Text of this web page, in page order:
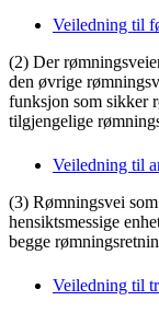
Veiledning til
(2) Der
den øvrige
funksjon som sikker
tilgjengelige
Veiledning til
(3) Rømningsvei
hensiktsmessige
begge
Veiledning til